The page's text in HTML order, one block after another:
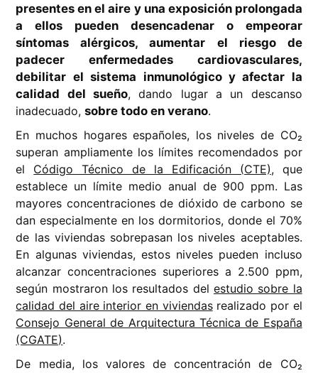
presentes en el aire y una exposición prolongada
a ellos pueden desencadenar o empeorar
síntomas alérgicos, aumentar el riesgo de
padecer enfermedades cardiovasculares,
debilitar el sistema inmunológico y afectar la
calidad del sueño, dando lugar a un descanso
inadecuado,sobre todo en verano.
En muchos hogares españoles, los niveles de CO₂
superan ampliamente los límites recomendados por
el Código Técnico de la Edificación (CTE), que
establece un límite medio anual de 900 ppm. Las
mayores concentraciones de dióxido de carbono se
dan especialmente en los dormitorios, donde el 70%
de las viviendas sobrepasan los niveles aceptables.
En algunas viviendas, estos niveles pueden incluso
alcanzar concentraciones superiores a 2.500 ppm,
según mostraron los resultados del estudio sobre la
calidad del aire interior en viviendasrealizado por el
Consejo General de Arquitectura Técnica de España
(CGATE).
De media, los valores de concentración de CO₂